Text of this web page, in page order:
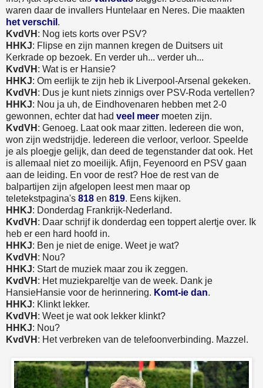
waren daar de invallers Huntelaar en Neres. Die maakten
het verschil .
KvdVH : Nog iets korts over PSV?
HHKJ: Flipse en zijn mannen kregen de Duitsers uit
Kerkrade op bezoek. En verder uh... verder uh...
KvdVH : Wat is er Hansie?
HHKJ: Om eerlijk te zijn heb ik Liverpool-Arsenal gekeken.
KvdVH : Dus je kunt niets zinnigs over PSV-Roda vertellen?
HHKJ: Nou ja uh, de Eindhovenaren hebben met 2-0
gewonnen, echter dat had veel meer moeten zijn.
KvdVH : Genoeg. Laat ook maar zitten. Iedereen die won,
won zijn wedstrijdje. Iedereen die verloor, verloor. Speelde
je als ploegje gelijk, dan deed de tegenstander dat ook. Het
is allemaal niet zo moeilijk. Afijn, Feyenoord en PSV gaan
aan de leiding. En voor de rest? Hoe de rest van de
balpartijen zijn afgelopen leest men maar op
teletekstpagina's 818 en 819. Eens kijken.
HHKJ: Donderdag Frankrijk-Nederland.
KvdVH : Daar schrijf ik donderdag een toppert alertje over. Ik
heb er een hard hoofd in.
HHKJ: Ben je niet de enige. Weet je wat?
KvdVH : Nou?
HHKJ: Start de muziek maar zou ik zeggen.
KvdVH : Het muziekpareltje van de week. Dank je
HansieHansie voor de herinnering. Komt-ie dan.
HHKJ: Klinkt lekker.
KvdVH : Weet je wat ook lekker klinkt?
HHKJ: Nou?
KvdVH : Het verbreken van de telefoonverbinding. Mazzel.